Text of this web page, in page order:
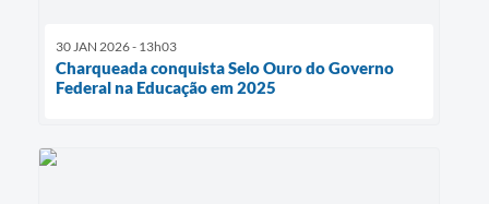
30 JAN 2026 - 13h03
Charqueada conquista Selo Ouro do Governo
Federal na Educação em 2025